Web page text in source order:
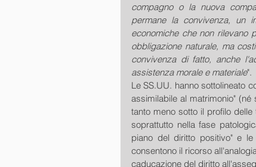
compagno o la nuova
permane la convivenza, un
economiche che non rilevano
obbligazione naturale, ma
convivenza di fatto, anche
assistenza morale e materiale".
Le SS.UU. hanno sottolineato
assimilabile al matrimonio"
tanto meno sotto il profilo
soprattutto nella fase
piano del diritto positivo" e
consentono il ricorso
caducazione del diritto